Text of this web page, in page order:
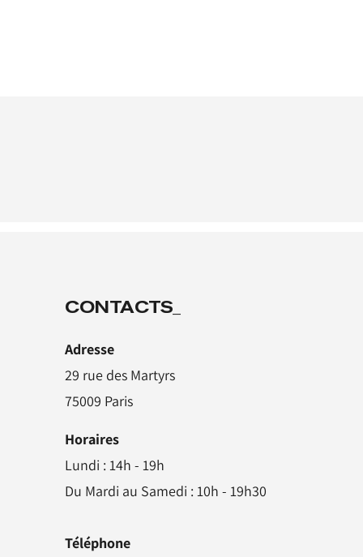
CONTACTS_
Adresse
29 rue des Martyrs
75009 Paris
Horaires
Lundi : 14h - 19h
Du Mardi au Samedi : 10h - 19h30
Téléphone